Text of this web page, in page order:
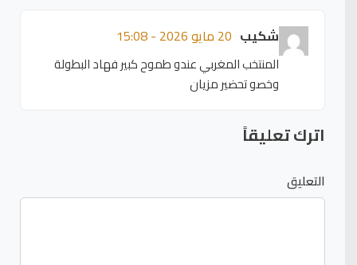
شكيب 20 مايو 2026 - 15:08
المنتخب المغربي عندو طموح كبير فهاد البطولة
وخصو تحضير مزيان
اترك تعليقاً
التعليق